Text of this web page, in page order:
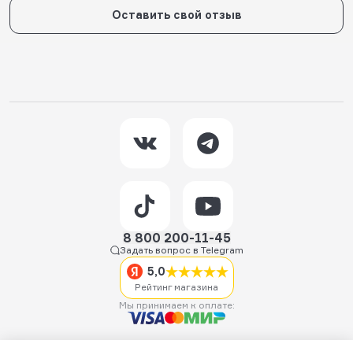
Оставить свой отзыв
8 800 200-11-45
Задать вопрос в Telegram
5,0
Рейтинг магазина
Мы принимаем к оплате: